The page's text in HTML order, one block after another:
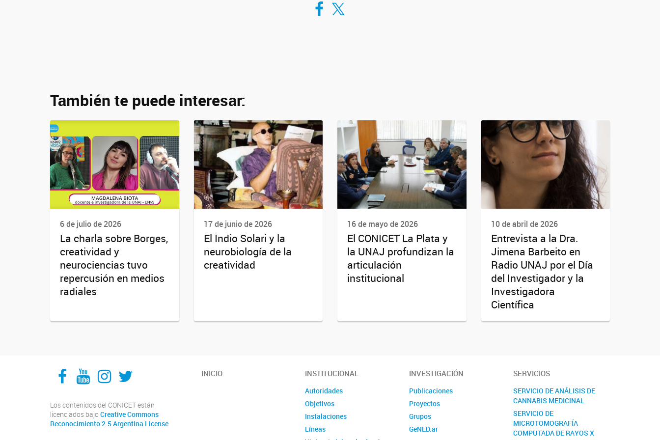
También te puede interesar:
6 de julio de 2026
La charla sobre Borges,
creatividad y
neurociencias tuvo
repercusión en medios
radiales
17 de junio de 2026
El Indio Solari y la
neurobiología de la
creatividad
16 de mayo de 2026
El CONICET La Plata y
la UNAJ profundizan la
articulación
institucional
10 de abril de 2026
Entrevista a la Dra.
Jimena Barbeito en
Radio UNAJ por el Día
del Investigador y la
Investigadora
Científica
Facebook
YouTube
Instagram
Twitter
Los contenidos del CONICET están
licenciados bajo Creative Commons
Reconocimiento 2.5 Argentina License
INICIO INSTITUCIONAL
Autoridades
Objetivos
Instalaciones
Líneas
INVESTIGACIÓN
Publicaciones
Proyectos
Grupos
GeNED.ar
SERVICIOS
SERVICIO DE ANÁLISIS DE
CANNABIS MEDICINAL
SERVICIO DE
MICROTOMOGRAFÍA
COMPUTADA DE RAYOS X